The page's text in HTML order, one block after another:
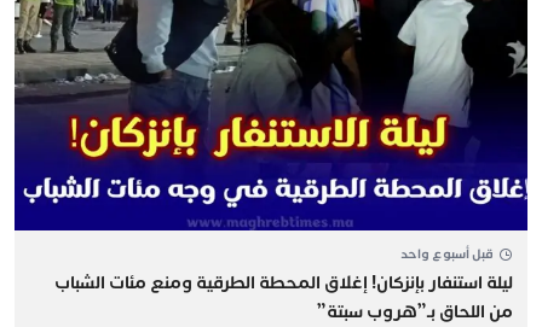
قبل أسبوع واحد
​ليلة استنفار بإنزكان! إغلاق المحطة الطرقية ومنع مئات الشباب
من اللحاق بـ”هروب سبتة”